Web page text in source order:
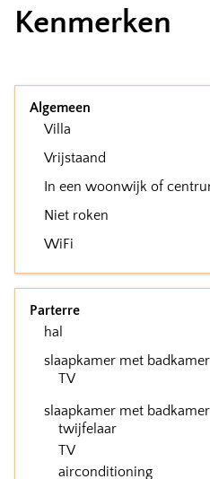
Kenmerken
Algemeen
Villa
Vrijstaand
In een woonwijk of
Niet roken
WiFi
Parterre
hal
slaapkamer met badkamer
TV
slaapkamer met badkamer
twijfelaar
TV
airconditioning